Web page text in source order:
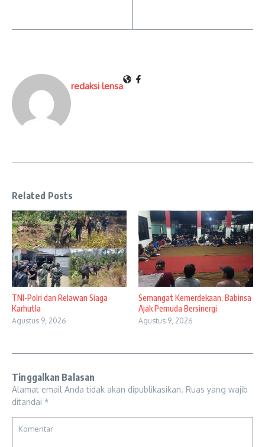
redaksi lensa
Related Posts
TNI-Polri dan Relawan Siaga
Karhutla
Agustus 9, 2026
Semangat Kemerdekaan, Babinsa
Ajak Pemuda Bersinergi
Agustus 9, 2026
Tinggalkan Balasan
Alamat email Anda tidak akan dipublikasikan. Ruas yang wajib
ditandai *